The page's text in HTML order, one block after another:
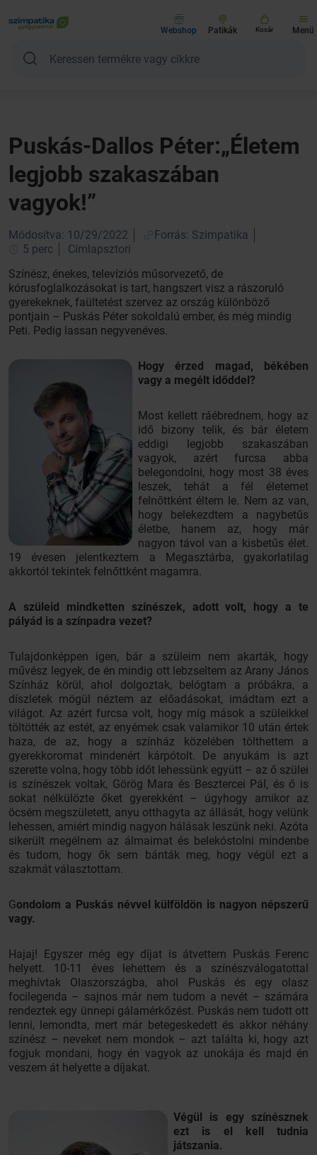
Webshop Patikák Kosár Menü
Puskás-Dallos Péter:„Életem
legjobb szakaszában
vagyok!”
Módosítva: 10/29/2022
Forrás: Szimpatika
5 perc
Címlapsztori
Színész, énekes, televíziós műsorvezető, de
kórusfoglalkozásokat is tart, hangszert visz a rászoruló
gyerekeknek, faültetést szervez az ország különböző
pontjain – Puskás Péter sokoldalú ember, és még mindig
Peti. Pedig lassan negyvenéves.
Hogy érzed magad, békében
vagy a megélt időddel?
Most kellett ráébrednem, hogy az
idő bizony telik, és bár életem
eddigi legjobb szakaszában
vagyok, azért furcsa abba
belegondolni, hogy most 38 éves
leszek, tehát a fél életemet
felnőttként éltem le. Nem az van,
hogy belekezdtem a nagybetűs
életbe, hanem az, hogy már
nagyon távol van a kisbetűs élet.
19 évesen jelentkeztem a Megasztárba, gyakorlatilag
akkortól tekintek felnőttként magamra.
A szüleid mindketten színészek, adott volt, hogy a te
pályád is a színpadra vezet?
Tulajdonképpen igen, bár a szüleim nem akarták, hogy
művész legyek, de én mindig ott lebzseltem az Arany János
Színház körül, ahol dolgoztak, belógtam a próbákra, a
díszletek mögül néztem az előadásokat, imádtam ezt a
világot. Az azért furcsa volt, hogy míg mások a szüleikkel
töltötték az estét, az enyémek csak valamikor 10 után értek
haza, de az, hogy a színház közelében tölthettem a
gyerekkoromat mindenért kárpótolt. De anyukám is azt
szerette volna, hogy több időt lehessünk együtt – az ő szülei
is színészek voltak, Görög Mara és Besztercei Pál, és ő is
sokat nélkülözte őket gyerekként – úgyhogy amikor az
öcsém megszületett, anyu otthagyta az állását, hogy velünk
lehessen, amiért mindig nagyon hálásak leszünk neki. Azóta
sikerült megélnem az álmaimat és belekóstolni mindenbe
és tudom, hogy ők sem bánták meg, hogy végül ezt a
szakmát választottam.
Gondolom a Puskás névvel külföldön is nagyon népszerű
vagy.
Hajaj! Egyszer még egy díjat is átvettem Puskás Ferenc
helyett. 10-11 éves lehettem és a színészválogatottal
meghívtak Olaszországba, ahol Puskás és egy olasz
focilegenda – sajnos már nem tudom a nevét – számára
rendeztek egy ünnepi gálamérkőzést. Puskás nem tudott ott
lenni, lemondta, mert már betegeskedett és akkor néhány
színész – neveket nem mondok – azt találta ki, hogy azt
fogjuk mondani, hogy én vagyok az unokája és majd én
veszem át helyette a díjakat.
Végül is egy színésznek
ezt is el kell tudnia
játszania.